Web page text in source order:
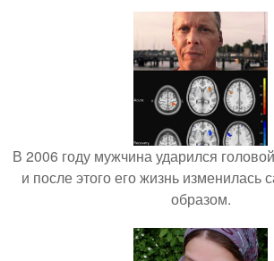
В 2006 году мужчина ударился
и после этого его жизнь
образом.